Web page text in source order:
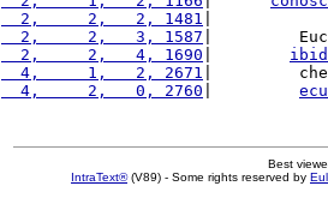
  2,     2,   2, 1481
|
  2,     2,   3, 1587
|
  2,     2,   4, 1690
  4,     1,   2, 2671
|
  4,     2,   0, 2760
Best
IntraText®(V89) - Some rights reserved by